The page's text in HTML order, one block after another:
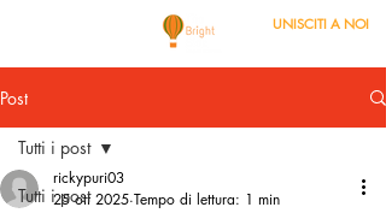
UNISCITI A NOI
Post
Tutti i post
Tutti i post
rickypuri03
25 ott 2025 Tempo di lettura: 1 min